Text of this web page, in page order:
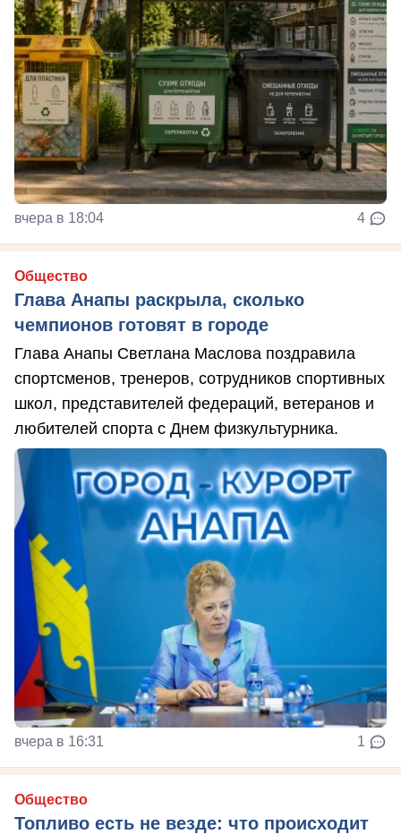
вчера в 18:04 4
Общество
Глава Анапы раскрыла, сколько
чемпионов готовят в городе
Глава Анапы Светлана Маслова поздравила
спортсменов, тренеров, сотрудников спортивных
школ, представителей федераций, ветеранов и
любителей спорта с Днем физкультурника.
вчера в 16:31 1
Общество
Топливо есть не везде: что происходит